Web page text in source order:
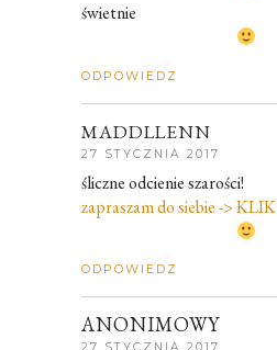
świetnie
ODPOWIEDZ
MADDLLENN
27 STYCZNIA 2017
śliczne odcienie szarości!
zapraszam do siebie -> KLIK
ODPOWIEDZ
ANONIMOWY